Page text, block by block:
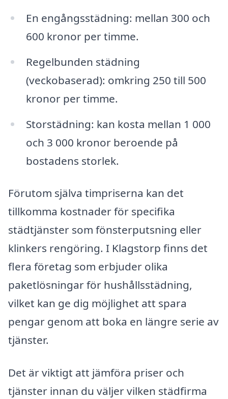
En engångsstädning: mellan 300 och
600 kronor per timme.
Regelbunden städning
(veckobaserad): omkring 250 till 500
kronor per timme.
Storstädning: kan kosta mellan 1 000
och 3 000 kronor beroende på
bostadens storlek.
Förutom själva timpriserna kan det
tillkomma kostnader för specifika
städtjänster som fönsterputsning eller
klinkers rengöring. I Klagstorp finns det
flera företag som erbjuder olika
paketlösningar för hushållsstädning,
vilket kan ge dig möjlighet att spara
pengar genom att boka en längre serie av
tjänster.
Det är viktigt att jämföra priser och
tjänster innan du väljer vilken städfirma